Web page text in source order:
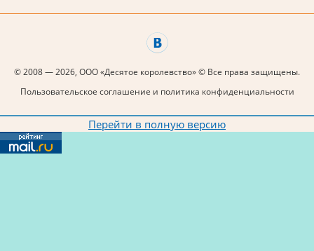
© 2008 — 2026, ООО «Десятое королевство» © Все права защищены.
Пользовательское соглашение и политика конфиденциальности
Перейти в полную версию